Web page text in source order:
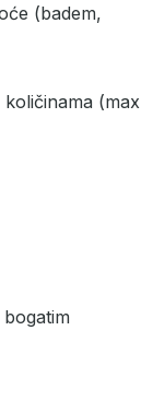
(badem,
(max